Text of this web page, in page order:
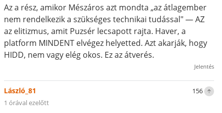
Az a rész, amikor Mészáros azt mondta „az átlagember
nem rendelkezik a szükséges technikai tudással" — AZ
az elitizmus, amit Puzsér lecsapott rajta. Haver, a
platform MINDENT elvégez helyetted. Azt akarják, hogy
HIDD, nem vagy elég okos. Ez az átverés.
Jelentés
156
László_81
1 órával ezelőtt